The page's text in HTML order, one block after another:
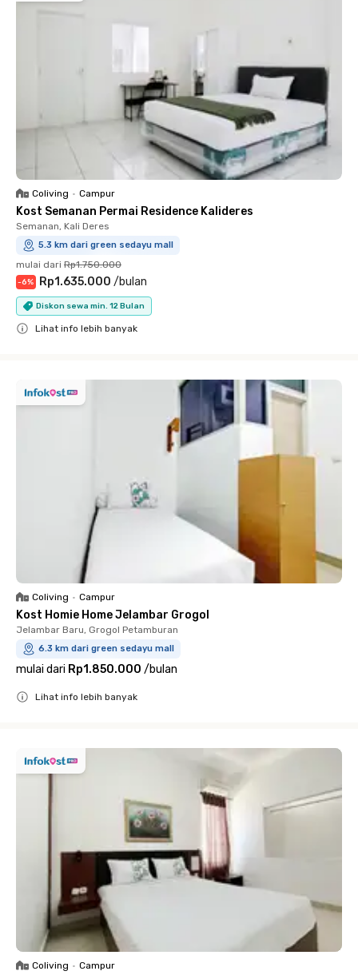
Coliving • Campur
Kost Semanan Permai Residence Kalideres
Semanan, Kali Deres
5.3 km dari green sedayu mall
mulai dari Rp1.750.000
-6% Rp1.635.000 /bulan
Diskon sewa min. 12 Bulan
Lihat info lebih banyak
Coliving • Campur
Kost Homie Home Jelambar Grogol
Jelambar Baru, Grogol Petamburan
6.3 km dari green sedayu mall
mulai dari Rp1.850.000 /bulan
Lihat info lebih banyak
Coliving • Campur